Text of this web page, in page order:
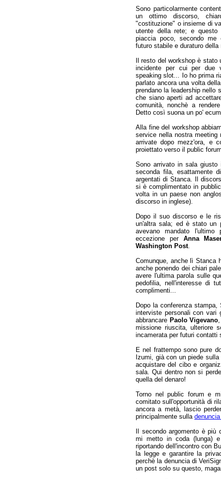
Sono particolarmente
un ottimo discorso,
"costituzione" o insieme di
utente della rete; e questo
piaccia poco, secondo me
futuro stabile e duraturo della
Il resto del workshop è
incidente per cui per due
speaking slot... Io ho prima
parlato ancora una volta
prendano la leadership nello
che siano aperti ad
comunità, nonchè a
Detto così suona un po'
Alla fine del workshop
service nella nostra
arrivate dopo mezz'ora, e
proiettato verso il public
Sono arrivato in sala
seconda fila, esattamente
argentati di Stanca. Il
si è complimentato in
volta in un paese non
discorso in inglese).
Dopo il suo discorso e le
un'altra sala; ed è stato un
avevano mandato l'ultimo
eccezione per Anna
Washington Post.
Comunque, anche lì Stanca
anche ponendo dei chiari
avere l'ultima parola sulle
pedofilia, nell'interesse di
complimenti...
Dopo la conferenza
interviste personali con vari
abbrancare Paolo Vigevano
missione riuscita, ulteriore
incamerata per futuri contatti
E nel frattempo sono pure
Izumi, già con un piede
acquistare del cibo e
sala. Qui dentro non si
quella del denaro!
Torno nel public forum e
comitato sull'opportunità di
ancora a metà, lascio
principalmente sulla
Il secondo argomento è
mi metto in coda (lunga)
riportando dell'incontro con
la legge e garantire la
perchè la denuncia di
un post solo su questo,